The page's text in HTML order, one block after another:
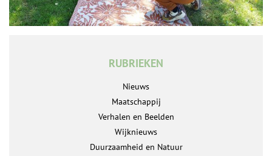
RUBRIEKEN
Nieuws
Maatschappij
Verhalen en Beelden
Wijknieuws
Duurzaamheid en Natuur